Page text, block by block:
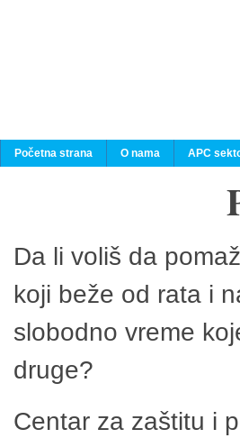
Početna strana O nama APC
Da li voliš da
koji beže od rata i
slobodno vreme
druge?
Centar za zaštitu i